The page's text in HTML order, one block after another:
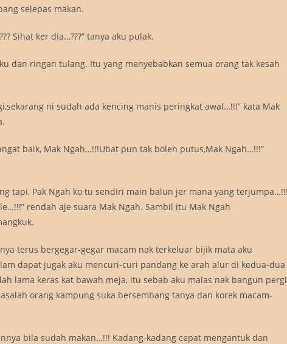
selepas makan.
Sihat ker dia…???” tanya aku pulak.
dan ringan tulang. Itu yang menyebabkan semua orang tak kesah
ni sudah ada kencing manis peringkat awal…!!!” kata Mak
baik, Mak Ngah…!!!Ubat pun tak boleh putus,Mak Ngah…!!!”
tapi, Pak Ngah ko tu sendiri main balun jer mana yang
rendah aje suara Mak Ngah. Sambil itu Mak Ngah
terus bergegar-gegar macam nak terkeluar bijik mata aku
dapat jugak aku mencuri-curi pandang ke arah alur di kedua-dua
lama keras kat bawah meja, itu sebab aku malas nak bangun pergi
orang kampung suka bersembang tanya dan korek macam-
bila sudah makan…!!! Kadang-kadang cepat mengantuk dan